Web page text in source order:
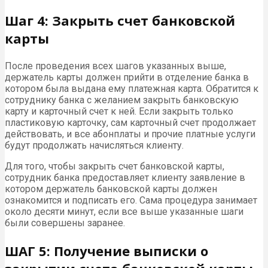
Шаг 4: Закрыть счет банковской
карты
После проведения всех шагов указанных выше,
держатель карты должен прийти в отделение банка в
котором была выдана ему платежная карта. Обратится к
сотруднику банка с желанием закрыть банковскую
карту и карточный счет к ней. Если закрыть только
пластиковую карточку, сам карточный счет продолжает
действовать, и все абонплаты и прочие платные услуги
будут продолжать начисляться клиенту.
Для того, чтобы закрыть счет банковской карты,
сотрудник банка предоставляет клиенту заявление в
котором держатель банковской карты должен
ознакомится и подписать его. Сама процедура занимает
около десяти минут, если все выше указанные шаги
были совершены заранее.
ШАГ 5: Получение выписки о